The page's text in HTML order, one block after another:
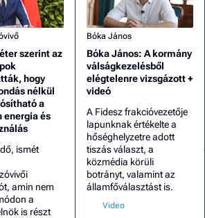
szerint az
hogy
nélkül
a
energia és
ismét
amin nem
a
is részt
Bóka János
Bóka János: A kormány
válságkezelésből
elégtelenre vizsgázott +
videó
A Fidesz frakcióvezetője
lapunknak értékelte a
hőséghelyzetre adott
tiszás választ, a
közmédia körüli
botrányt, valamint az
államfőválasztást is.